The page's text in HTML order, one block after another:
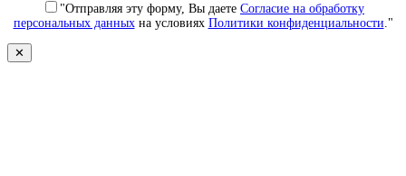
"Отправляя эту форму, Вы даете Согласие на обработку
персональных данныхна условиях Политики конфиденциальности ."
✕